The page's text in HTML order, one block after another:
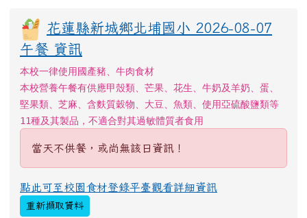
花蓮縣新城鄉北埔國小 2026-08-07
午餐 資訊
本校一律使用國產豬、牛肉食材
本校營養午餐有供應甲殼類、芒果、花生、牛奶及羊奶、蛋、
堅果類、芝麻、含麩質穀物、大豆、魚類、使用亞硫酸鹽類等
11種及其製品，不適合對其過敏體質者食用
當天不供餐，或尚無該日資訊！
點此可至校園食材登錄平臺觀看詳細資訊
重新擷取資料